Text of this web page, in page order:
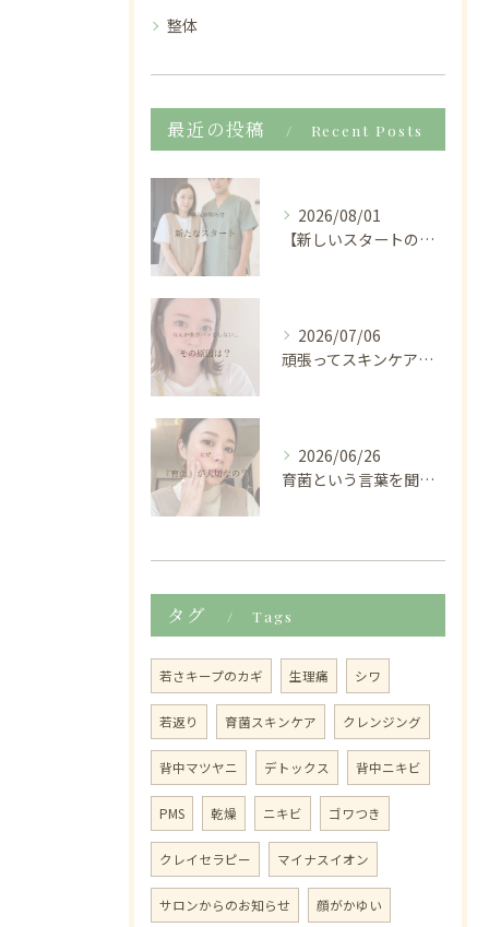
整体
最近の投稿 Recent Posts
2026/08/01
【新しいスタートのお知らせ🌿】
2026/07/06
頑張ってスキンケアしているのに
2026/06/26
育菌という言葉を聞くと、
タグ Tags
若さキープのカギ 生理痛 シワ
若返り 育菌スキンケア クレンジング
背中マツヤニ デトックス 背中ニキビ
PMS 乾燥 ニキビ ゴワつき
クレイセラピー マイナスイオン
サロンからのお知らせ 顔がかゆい